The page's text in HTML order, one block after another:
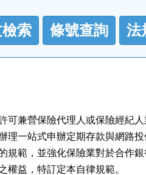
索 條號查詢 法
可兼營保險代理人或保險經紀
理一站式申辦定期存款與網路
規範，並強化保險業對於合作
權益，特訂定本自律規範。